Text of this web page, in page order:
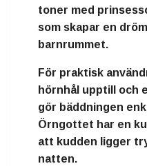
toner med
som skapar en
barnrummet.
För praktisk
hörnhål upptill
och
gör bäddningen
Örngottet har en
att kudden ligger
natten.